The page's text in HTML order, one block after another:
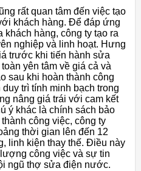
rất quan tâm đến việc tạo
khách hàng. Để đáp ứng
khách hàng, công ty tạo ra
nghiệp và linh hoạt. Hưng
trước khi tiến hành sửa
yên tâm về giá cả và
sau khi hoàn thành công
trì tính minh bạch trong
nâng giá trái với cam kết
ý khác là chính sách bảo
công việc, công ty
thời gian lên đến 12
linh kiện thay thế. Điều này
công việc và sự tin
ngũ thợ sửa điện nước.